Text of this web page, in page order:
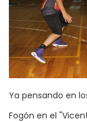
Ya pensando en
Fogón en el